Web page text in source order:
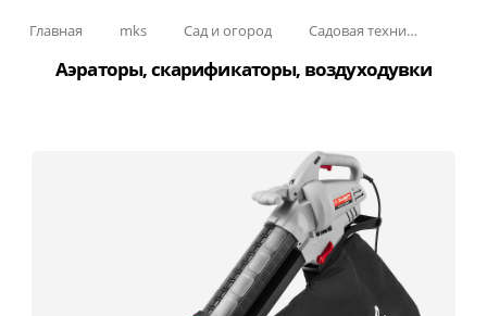
Главная mks Сад и огород Садовая техника
Аэраторы, скарификаторы, воздуходувки